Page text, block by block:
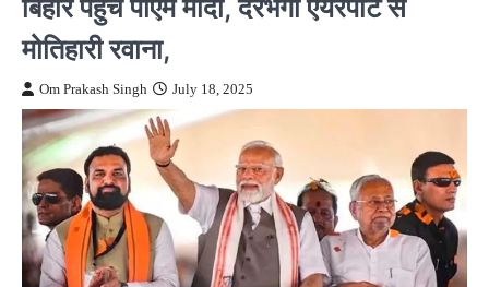
मोतिहारी रवाना,
Om Prakash Singh July 18, 2025